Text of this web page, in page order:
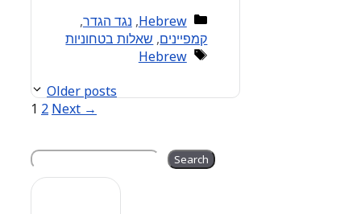
Categories
Hebrew
, נגד הגדר,
קמפיינים, שאלות בטחוניות
Tags
Hebrew
Older posts
Page
1 Page
2 Next →
Search Search